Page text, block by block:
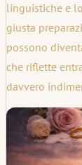
linguistiche e
giusta
possono
che riflette
davvero